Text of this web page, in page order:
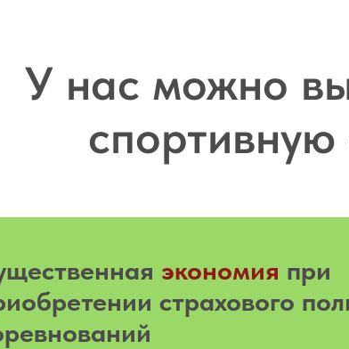
У нас можно
спортивную
экономия при
страхового